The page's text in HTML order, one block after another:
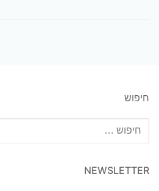
חיפוש
חפש:
NEWSLETTER